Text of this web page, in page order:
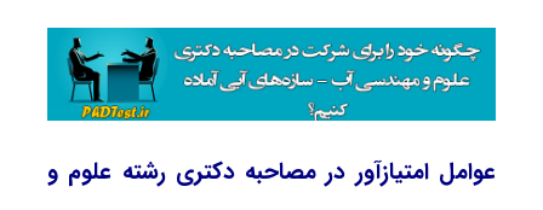
عوامل امتیازآور در مصاحبه دکتری رشته علوم و